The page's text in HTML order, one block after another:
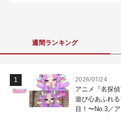
週間ランキング
2026/07/24
アニメ『名探
遊び心あふれ
目！〜No.3／